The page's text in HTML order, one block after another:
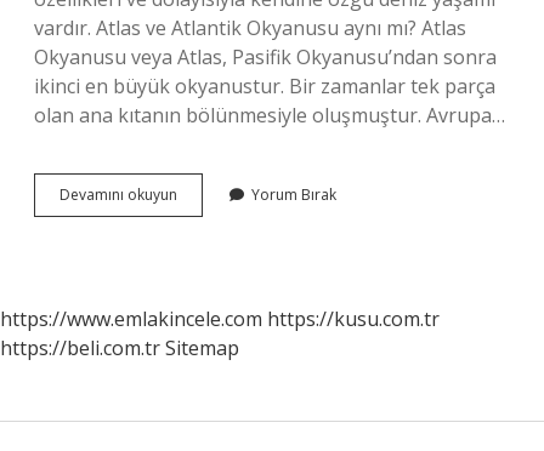
vardır. Atlas ve Atlantik Okyanusu aynı mı? Atlas
Okyanusu veya Atlas, Pasifik Okyanusu’ndan sonra
ikinci en büyük okyanustur. Bir zamanlar tek parça
olan ana kıtanın bölünmesiyle oluşmuştur. Avrupa…
Devamını okuyun
Okyanusun
Yorum Bırak
https://www.emlakincele.com https://kusu.com.tr
https://beli.com.trSitemap